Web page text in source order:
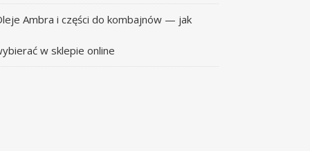
Ambra i części do kombajnów — jak
w sklepie online